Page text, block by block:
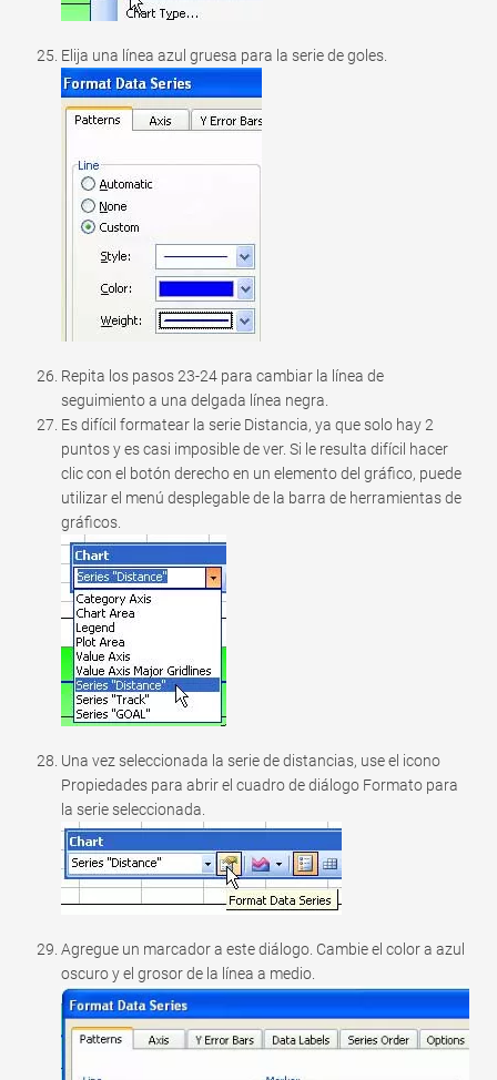
Elija una línea azul gruesa para la serie de goles.
Repita los pasos 23-24 para cambiar la línea de
seguimiento a una delgada línea negra.
Es difícil formatear la serie Distancia, ya que solo hay 2
puntos y es casi imposible de ver. Si le resulta difícil hacer
clic con el botón derecho en un elemento del gráfico, puede
utilizar el menú desplegable de la barra de herramientas de
gráficos.
Una vez seleccionada la serie de distancias, use el icono
Propiedades para abrir el cuadro de diálogo Formato para
la serie seleccionada.
Agregue un marcador a este diálogo. Cambie el color a azul
oscuro y el grosor de la línea a medio.